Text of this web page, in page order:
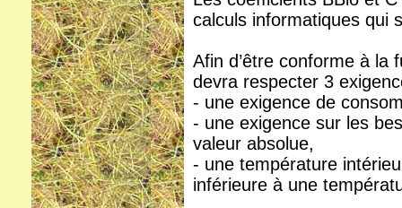
calculs informatiques qui
Afin d’être conforme à la
devra respecter 3
- une exigence de
- une exigence sur les
valeur absolue,
- une température
inférieure à une